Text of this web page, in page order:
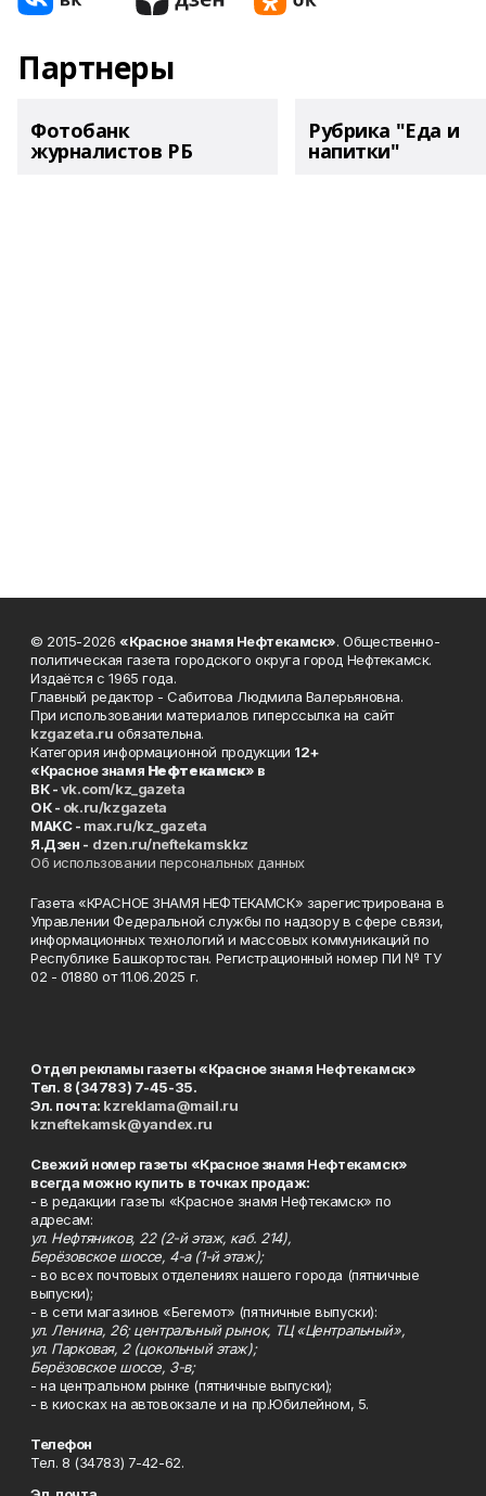
Партнеры
Фотобанк
журналистов РБ
Рубрика "Еда и
напитки"
© 2015-2026 «Красное знамя Нефтекамск». Общественно-
политическая газета городского округа город Нефтекамск.
Издаётся с 1965 года.
Главный редактор - Сабитова Людмила Валерьяновна.
При использовании материалов гиперссылка на сайт
kzgazeta.ru обязательна.
Категория информационной продукции 12+
«Красное знамя Нефтекамск» в
ВК -vk.com/kz_gazeta
ОК - ok.ru/kzgazeta
MAKC - max.ru/kz_gazeta
Я.Дзен - dzen.ru/neftekamskkz
Об использовании персональных данных
Газета «КРАСНОЕ ЗНАМЯ НЕФТЕКАМСК» зарегистрирована в
Управлении Федеральной службы по надзору в сфере связи,
информационных технологий и массовых коммуникаций по
Республике Башкортостан. Регистрационный номер ПИ № ТУ
02 - 01880 от 11.06.2025 г.
Отдел рекламы газеты «Красное знамя Нефтекамск»
Тел. 8 (34783) 7-45-35.
Эл. почта: kzreklama@mail.ru
kzneftekamsk@yandex.ru
Свежий номер газеты «Красное знамя Нефтекамск»
всегда можно купить в точках продаж:
- в редакции газеты «Красное знамя Нефтекамск» по
адресам:
ул. Нефтяников, 22 (2-й этаж, каб. 214),
Берёзовское шоссе, 4-а (1-й этаж);
- во всех почтовых отделениях нашего города (пятничные
выпуски);
- в сети магазинов «Бегемот» (пятничные выпуски):
ул. Ленина, 26; центральный рынок, ТЦ «Центральный»,
ул. Парковая, 2 (цокольный этаж);
Берёзовское шоссе, 3-в;
- на центральном рынке (пятничные выпуски);
- в киосках на автовокзале и на пр.Юбилейном, 5.
Телефон
Тел. 8 (34783) 7-42-62.